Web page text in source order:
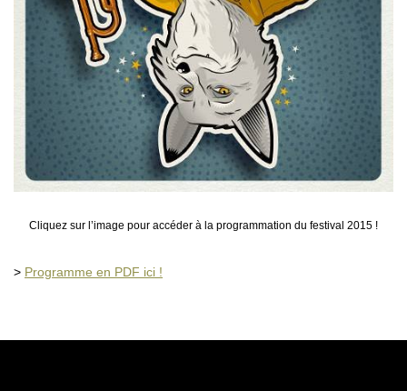
Cliquez sur l’image pour accéder à la programmation du festival 2015 !
> Programme en PDF ici !